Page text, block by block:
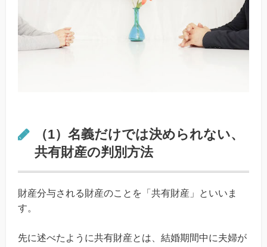
（1）名義だけでは決められない、
共有財産の判別方法
財産分与される財産のことを「共有財産」といいま
す。
先に述べたように共有財産とは、結婚期間中に夫婦が